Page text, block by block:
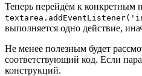
Теперь перейдём к конкретным
выполняется одно действие,
Не менее полезным будет
соответствующий код. Если
конструкций.